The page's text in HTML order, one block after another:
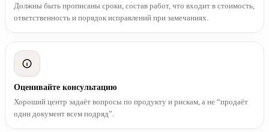
Должны быть прописаны сроки, состав работ, что входит в стоимость,
ответственность и порядок исправлений при замечаниях.
Оценивайте консультацию
Хороший центр задаёт вопросы по продукту и рискам, а не “продаёт
один документ всем подряд”.